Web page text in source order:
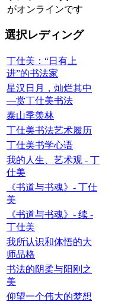
がオンラインです
選択レディング
丁仕美：“日有上
进”的书法家
星汉日月，灿烂其中
—赏丁仕美书法
泰山季羡林
丁仕美书法艺术履历
丁仕美书学心语
我的人生、艺术观 - 丁
仕美
《书道与书魂》- 丁仕
美
《书道与书魂》- 续 -
丁仕美
我所认识和体悟的大
师品格
书法的阴柔与阳刚之
美
仰望一个伟大的梦想